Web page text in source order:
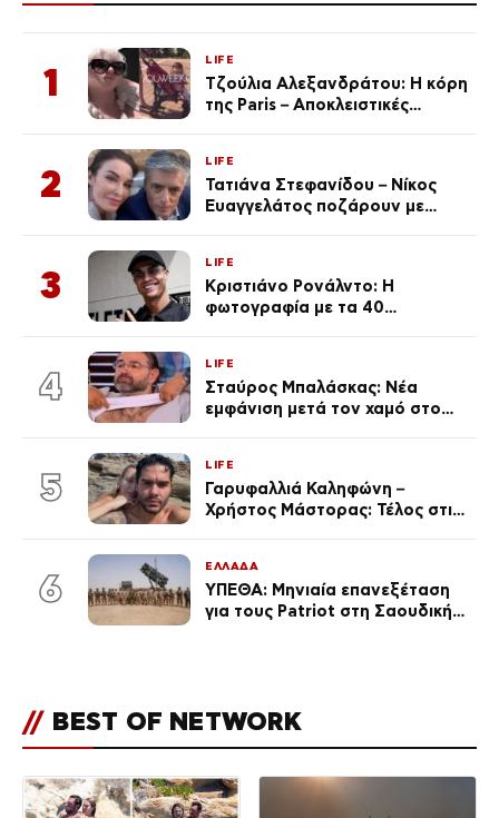
1
LIFE
Τζούλια Αλεξανδράτου: Η κόρη
της Paris – Αποκλειστικές
2
LIFE
Τατιάνα Στεφανίδου – Νίκος
Ευαγγελάτος ποζάρουν με
3
LIFE
Κριστιάνο Ρονάλντο: Η
φωτογραφία με τα 40
εκ. likes
4
LIFE
Σταύρος Μπαλάσκας: Νέα
εμφάνιση μετά τον χαμό στο
5
LIFE
Γαρυφαλλιά Καληφώνη –
Χρήστος Μάστορας: Τέλος στις
6
ΕΛΛΑΔΑ
ΥΠΕΘΑ: Μηνιαία επανεξέταση
για τους Patriot στη Σαουδική
// BEST OF NETWORK